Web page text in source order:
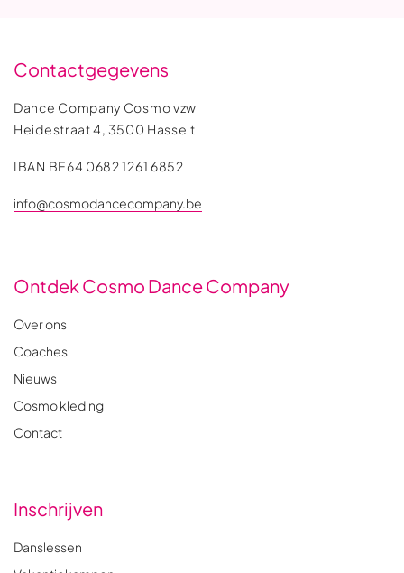
Contactgegevens
Dance Company Cosmo vzw
Heidestraat 4, 3500 Hasselt
IBAN BE64 0682 1261 6852
info@cosmodancecompany.be
Ontdek Cosmo Dance Company
Over ons
Coaches
Nieuws
Cosmo kleding
Contact
Inschrijven
Danslessen